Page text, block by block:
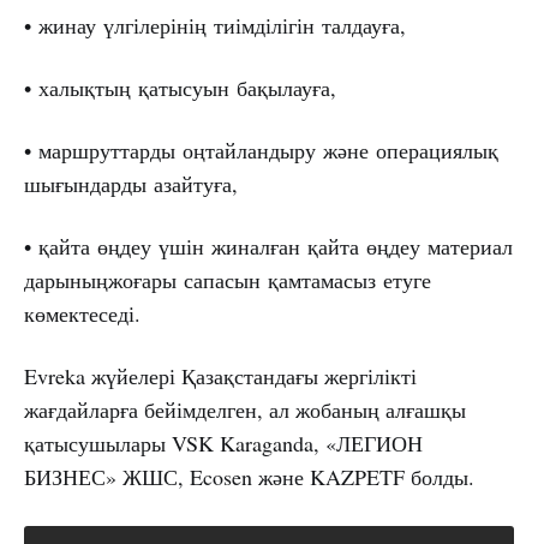
• жинау үлгілерінің тиімділігін талдауға,
• халықтың қатысуын бақылауға,
• маршруттарды оңтайландыру және операциялық
шығындарды азайтуға,
• қайта өңдеу үшін жиналған қайта өңдеу материал
дарыныңжоғары сапасын қамтамасыз етуге
көмектеседі.
Evreka жүйелері Қазақстандағы жергілікті
жағдайларға бейімделген, ал жобаның алғашқы
қатысушылары VSK Karaganda, «ЛЕГИОН
БИЗНЕС» ЖШС, Ecosen және KAZPETF болды.